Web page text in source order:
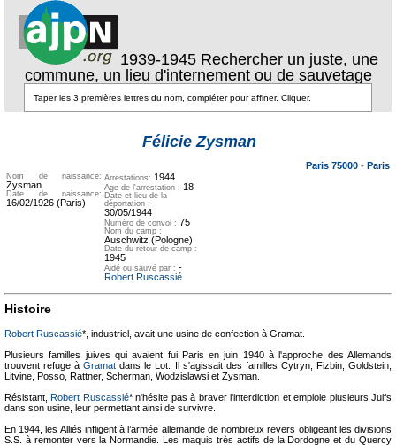
1939-1945 Rechercher un juste, une
commune, un lieu d'internement ou de sauvetage
Félicie Zysman
Paris 75000 - Paris
Nom de naissance:
Zysman
Date de naissance:
16/02/1926 (Paris)
Arrestations: 1944
Age de l'arrestation : 18
Date et lieu de la
déportation :
30/05/1944
Numéro de convoi : 75
Nom du camp :
Auschwitz (Pologne)
Date du retour de camp :
1945
Aidé ou sauvé par : -
Robert Ruscassié
Histoire
Robert Ruscassié*, industriel, avait une usine de confection à Gramat.
Plusieurs familles juives qui avaient fui Paris en juin 1940 à l'approche des Allemands
trouvent refuge àGramat dans le Lot. Il s'agissait des familles Cytryn, Fizbin, Goldstein,
Litvine, Posso, Rattner, Scherman, Wodzislawsi et Zysman.
Résistant,Robert Ruscassié* n'hésite pas à braver l'interdiction et emploie plusieurs Juifs
dans son usine, leur permettant ainsi de survivre.
En 1944, les Alliés infligent à l’armée allemande de nombreux revers obligeant les divisions
S.S. à remonter vers la Normandie. Les maquis très actifs de la Dordogne et du Quercy